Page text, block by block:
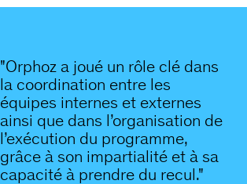
"Orphoz a joué un rôle clé dans
la coordination entre les
équipes internes et externes
ainsi que dans l’organisation de
l’exécution du programme,
grâce à son impartialité et à sa
capacité à prendre du recul."